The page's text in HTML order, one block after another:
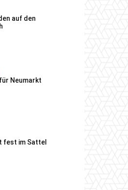
auf den
Neumarkt
fest im Sattel